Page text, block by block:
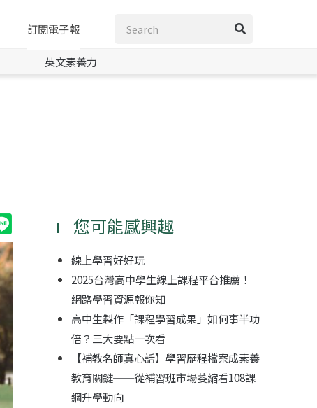
訂閱電子報
英文素養力
您可能感興趣
線上學習好好玩
2025台灣高中學生線上課程平台推薦！
網路學習資源報你知
高中生製作「課程學習成果」如何事半功
倍？三大要點一次看
【補教名師真心話】學習歷程檔案成素養
教育關鍵──從補習班市場萎縮看108課
綱升學動向